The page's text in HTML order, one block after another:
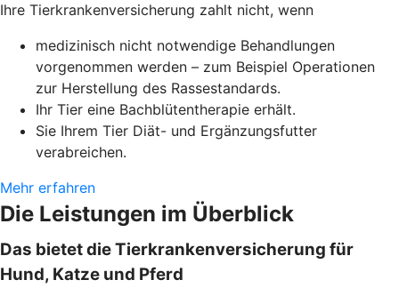
Ihre Tierkrankenversicherung zahlt nicht, wenn
medizinisch nicht notwendige Behandlungen
vorgenommen werden – zum Beispiel Operationen
zur Herstellung des Rassestandards.
Ihr Tier eine Bachblütentherapie erhält.
Sie Ihrem Tier Diät- und Ergänzungsfutter
verabreichen.
Mehr erfahren
Die Leistungen im Überblick
Das bietet die Tierkrankenversicherung für
Hund, Katze und Pferd